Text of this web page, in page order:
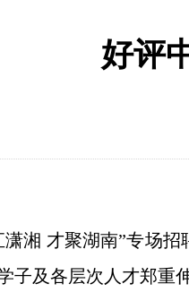
好评
潇湘 才聚湖南”专场
子及各层次人才郑重